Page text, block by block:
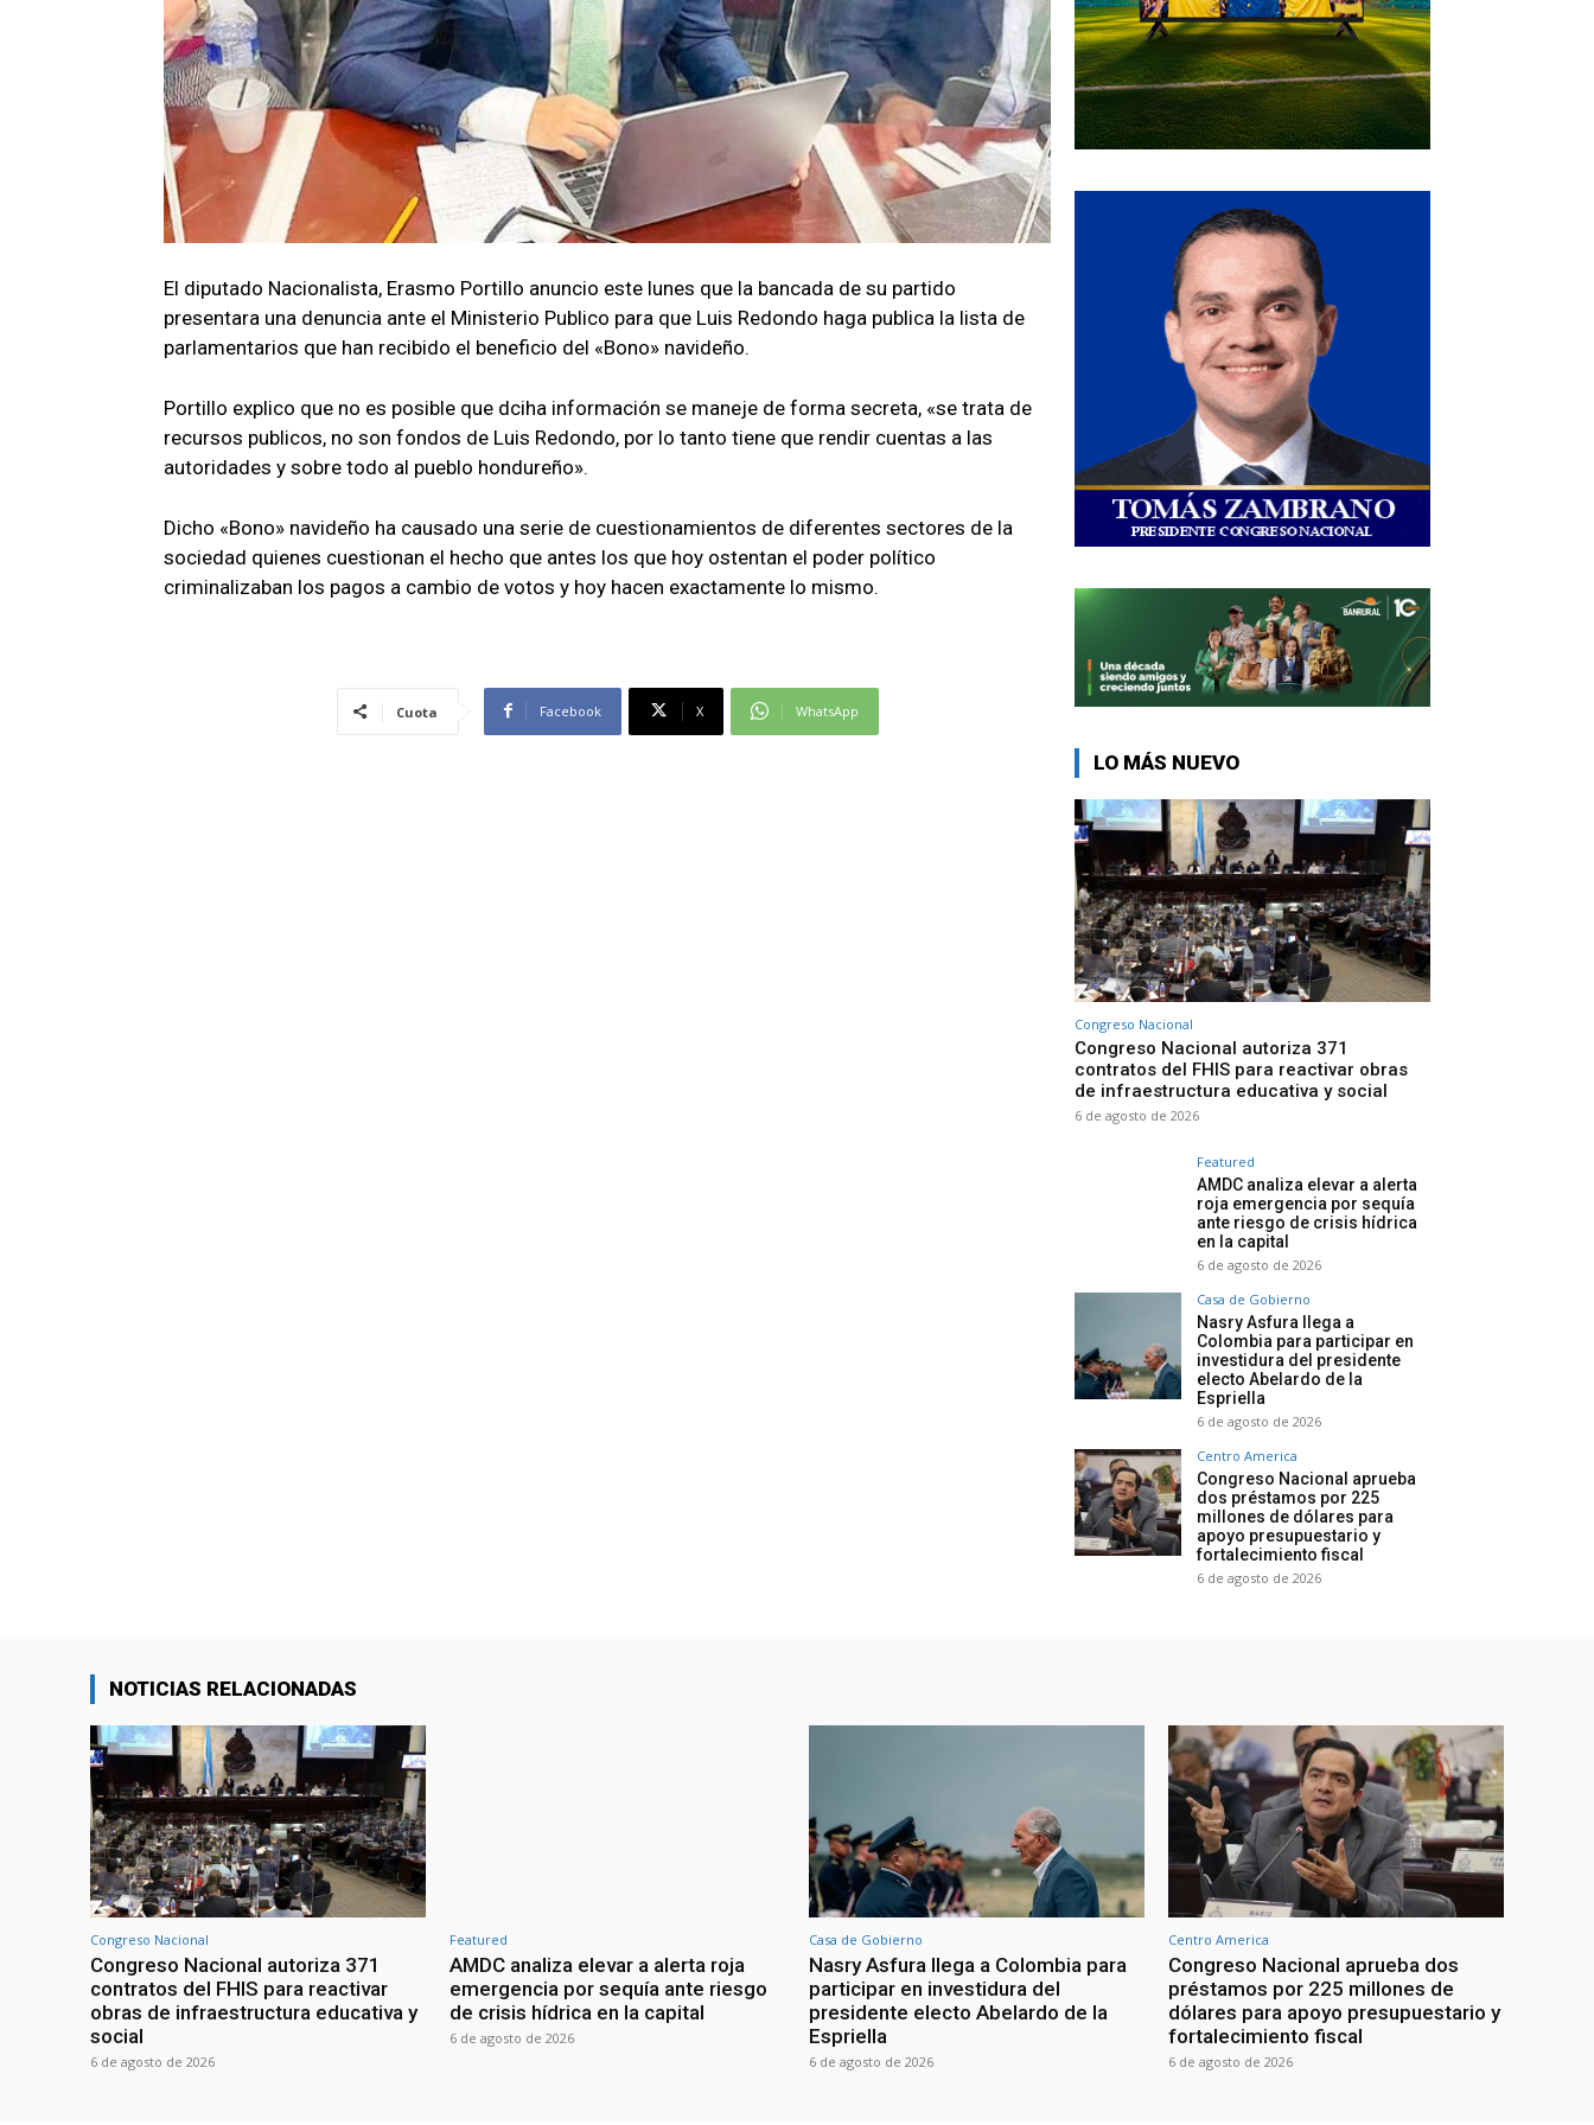
El diputado Nacionalista, Erasmo Portillo anuncio este lunes que la bancada de su partido
presentara una denuncia ante el Ministerio Publico para que Luis Redondo haga publica la lista de
parlamentarios que han recibido el beneficio del «Bono» navideño.
Portillo explico que no es posible que dciha información se maneje de forma secreta, «se trata de
recursos publicos, no son fondos de Luis Redondo, por lo tanto tiene que rendir cuentas a las
autoridades y sobre todo al pueblo hondureño».
Dicho «Bono» navideño ha causado una serie de cuestionamientos de diferentes sectores de la
sociedad quienes cuestionan el hecho que antes los que hoy ostentan el poder político
criminalizaban los pagos a cambio de votos y hoy hacen exactamente lo mismo.
Cuota Facebook X WhatsApp
LO MÁS NUEVO
Congreso Nacional
Congreso Nacional autoriza 371
contratos del FHIS para reactivar obras
de infraestructura educativa y social
6 de agosto de 2026
Featured
AMDC analiza elevar a alerta
roja emergencia por sequía
ante riesgo de crisis hídrica
en la capital
6 de agosto de 2026
Casa de Gobierno
Nasry Asfura llega a
Colombia para participar en
investidura del presidente
electo Abelardo de la
Espriella
6 de agosto de 2026
Centro America
Congreso Nacional aprueba
dos préstamos por 225
millones de dólares para
apoyo presupuestario y
fortalecimiento fiscal
6 de agosto de 2026
NOTICIAS RELACIONADAS
Congreso Nacional
Congreso Nacional autoriza 371
contratos del FHIS para reactivar
obras de infraestructura educativa y
social
6 de agosto de 2026
Featured
AMDC analiza elevar a alerta roja
emergencia por sequía ante riesgo
de crisis hídrica en la capital
6 de agosto de 2026
Casa de Gobierno
Nasry Asfura llega a Colombia para
participar en investidura del
presidente electo Abelardo de la
Espriella
6 de agosto de 2026
Centro America
Congreso Nacional aprueba dos
préstamos por 225 millones de
dólares para apoyo presupuestario y
fortalecimiento fiscal
6 de agosto de 2026